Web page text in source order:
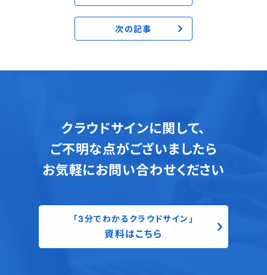
次の記事
クラウドサインに関して、
ご不明な点がございましたら
お気軽にお問い合わせください
「3分でわかるクラウドサイン」
資料はこちら